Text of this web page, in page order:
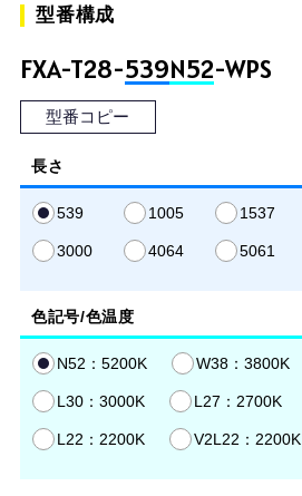
型番構成
FXA-T28-539N52-WPS
型番コピー
長さ
539 1005 1537
3000 4064 5061
色記号/色温度
N52：5200K W38：3800K
L30：3000K L27：2700K
L22：2200K V2L22：2200K